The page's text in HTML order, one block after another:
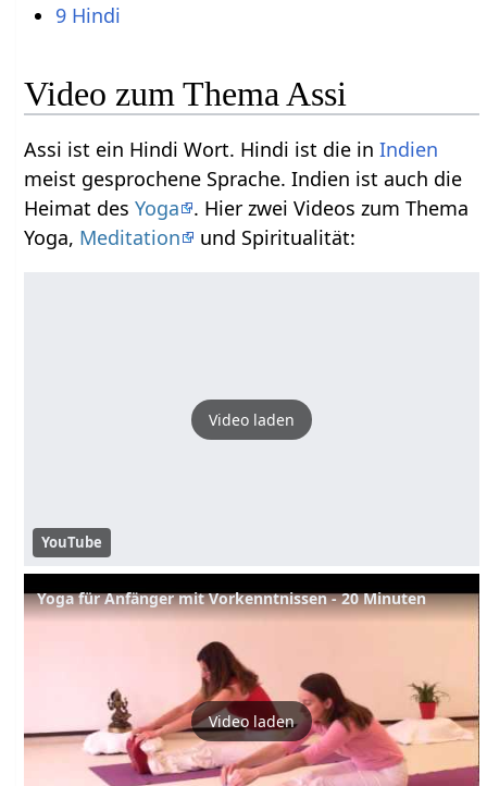
9 Hindi
Video zum Thema Assi
Assi ist ein Hindi Wort. Hindi ist die inIndien
meist gesprochene Sprache. Indien ist auch die
Heimat desYoga
. Hier zwei Videos zum Thema
Yoga, Meditation und Spiritualität:
Video laden
YouTube
Yoga für Anfänger mit Vorkenntnissen - 20 Minuten
Video laden